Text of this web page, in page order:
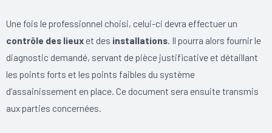
Une fois le professionnel choisi, celui-ci devra effectuer un
contrôle des lieuxet des installations. Il pourra alors fournir le
diagnostic demandé, servant de pièce justificative et détaillant
les points forts et les points faibles du système
d’assainissement en place. Ce document sera ensuite transmis
aux parties concernées.